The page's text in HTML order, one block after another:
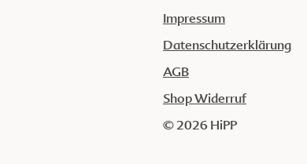
Impressum
Datenschutzerklärung
AGB
Shop Widerruf
© 2026 HiPP